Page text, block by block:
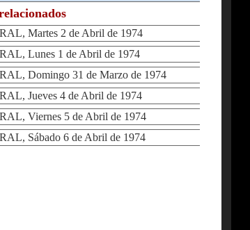
Martes 2 de Abril de 1974
Lunes 1 de Abril de 1974
Domingo 31 de Marzo de 1974
Jueves 4 de Abril de 1974
Viernes 5 de Abril de 1974
Sábado 6 de Abril de 1974